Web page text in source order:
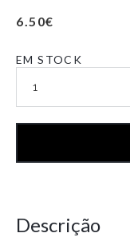
6.50€
EM STOCK
Descrição